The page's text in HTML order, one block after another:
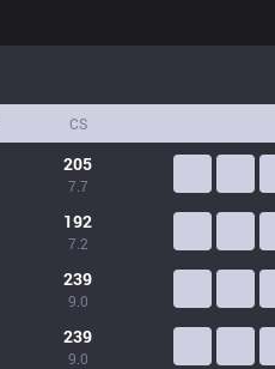
CS
205
7.7
192
7.2
239
9.0
239
9.0